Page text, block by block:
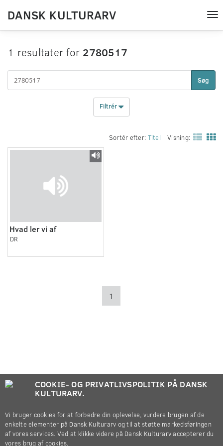
DANSK KULTURARV
1 resultater for 2780517
Søg
Filtrér
Sortér efter: Titel Visning:
Hvad ler vi af
DR
1
COOKIE- OG PRIVATLIVSPOLITIK PÅ DANSK
KULTURARV.
Vi bruger cookies for at forbedre din oplevelse, vurdere brugen af de
enkelte elementer på Dansk Kulturarv og til at støtte markedsføringen
af vores services. Ved at klikke videre på Dansk Kulturarv accepterer du
vores brug af cookies.